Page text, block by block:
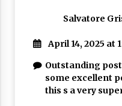
Salvatore
April 14, 2025 at
Outstanding
some excellent
this s a very